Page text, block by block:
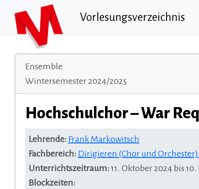
Vorlesungsverzeichnis
Ensemble
Wintersemester 2024/2025
Hochschulchor – War
Lehrende: Frank Markowitsch
Fachbereich: Dirigieren (Chor und
Unterrichtszeitraum: 11. Oktober 2024 bis
Blockzeiten: